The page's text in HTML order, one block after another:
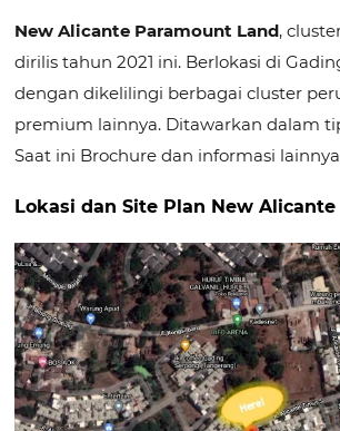
New Alicante Paramount Land,
dirilis tahun 2021 ini. Berlokasi di
dengan dikelilingi berbagai cluster
premium lainnya. Ditawarkan dalam
Saat ini Brochure dan informasi
Lokasi dan Site Plan New Alicante